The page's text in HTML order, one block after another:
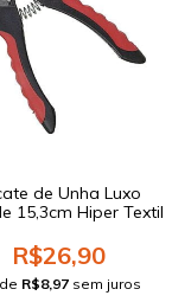
de Unha Luxo
15,3cm Hiper Textil
R$26,90
R$8,97 sem juros